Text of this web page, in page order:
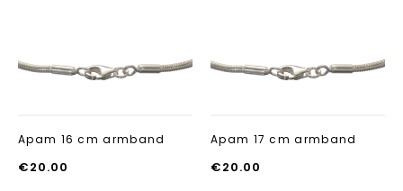
Apam 16 cm armband
€20.00
Apam 17 cm armband
€20.00